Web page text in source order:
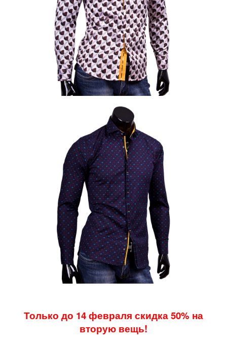
Только до 14 февраля скидка 50% на
вторую вещь!